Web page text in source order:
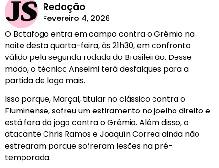
Redação
Fevereiro 4, 2026
O Botafogo entra em campo contra o Grêmio na
noite desta quarta-feira, às 21h30, em confronto
válido pela segunda rodada do Brasileirão. Desse
modo, o técnico Anselmi terá desfalques para a
partida de logo mais.
Isso porque, Marçal, titular no clássico contra o
Fluminense, sofreu um estiramento no joelho direito e
está fora do jogo contra o Grêmio. Além disso, o
atacante Chris Ramos e Joaquín Correa ainda não
estrearam porque sofreram lesões na pré-
temporada.